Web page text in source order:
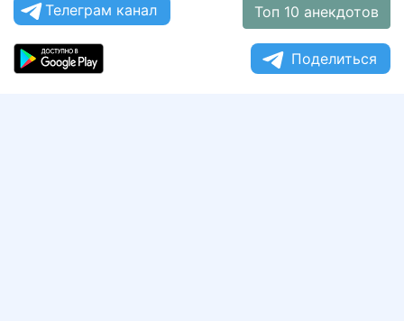
Телеграм канал Топ 10 анекдотов
Поделиться